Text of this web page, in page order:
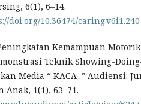
6(1), 6–14.
doi.org/10.36474/caring.v6i1.240
Kemampuan
Teknik Showing-
Media “ KACA .” Audiensi:
Anak, 1(1), 63–71.